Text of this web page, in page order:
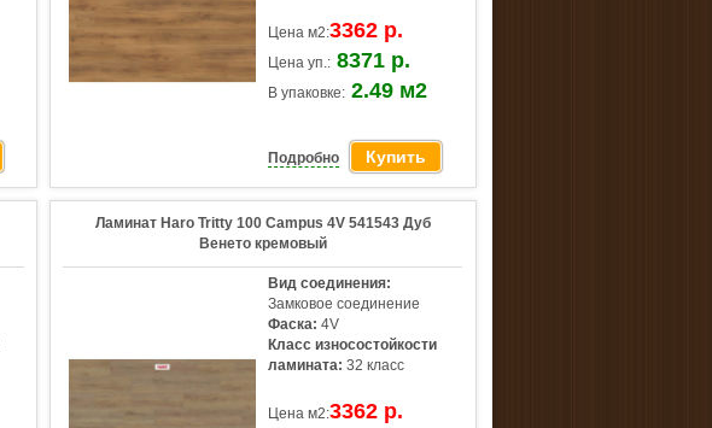
Цена м2:3362 р.
Цена уп.: 8371 р.
В упаковке: 2.49 м2
Подробно Купить
Ламинат Haro Tritty 100 Campus 4V 541543 Дуб
Венето кремовый
Вид соединения:
Замковое соединение
Фаска: 4V
Класс износостойкости
ламината: 32 класс
Цена м2:3362 р.